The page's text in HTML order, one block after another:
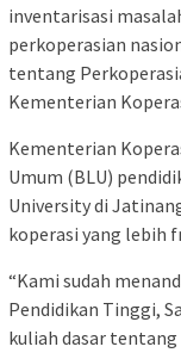
inventarisasi
perkoperasian
tentang
Kementerian
Kementerian
Umum (BLU)
University di
koperasi yang lebih
“Kami sudah
Pendidikan Tinggi,
kuliah dasar tentang